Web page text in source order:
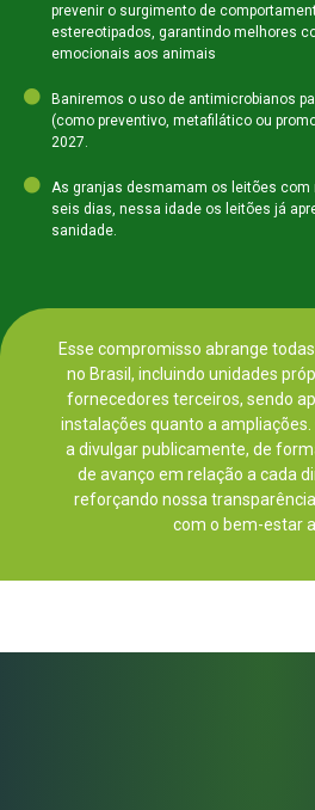
prevenir o surgimento de
estereotipados, garantindo melhores
emocionais aos animais
Baniremos o uso de antimicrobianos
(como preventivo, metafilático ou
2027.
As granjas desmamam os leitões com
seis dias, nessa idade os leitões já
sanidade.
Esse compromisso abrange
no Brasil, incluindo unidades
fornecedores terceiros, sendo
instalações quanto a
a divulgar publicamente, de
de avanço em relação a cada
reforçando nossa
com o bem-estar